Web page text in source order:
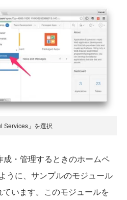
Services」を選択
・管理するときのホームペ
うに、サンプルのモジュール
います。このモジュールを